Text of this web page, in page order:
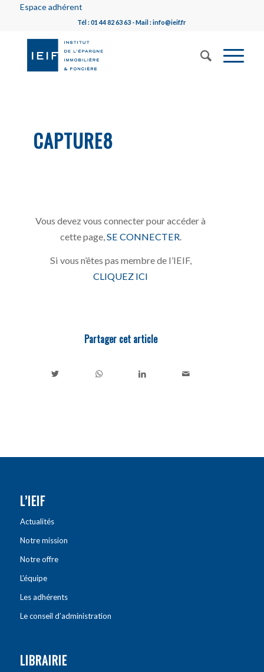
Espace adhérent
Tél : 01 44 82 63 63 - Mail : info@ieif.fr
CAPTURE8
Vous devez vous connecter pour accéder à
cette page, SE CONNECTER
Si vous n’êtes pas membre de l’IEIF,
CLIQUEZ ICI
Partager cet article
L’IEIF
Actualités
Notre mission
Notre offre
L’équipe
Les adhérents
Le conseil d’administration
LIBRAIRIE